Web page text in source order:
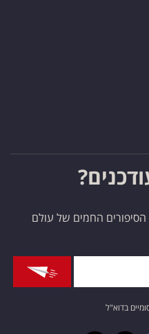
הסיפורים החמים של עולם
בדוא"ל